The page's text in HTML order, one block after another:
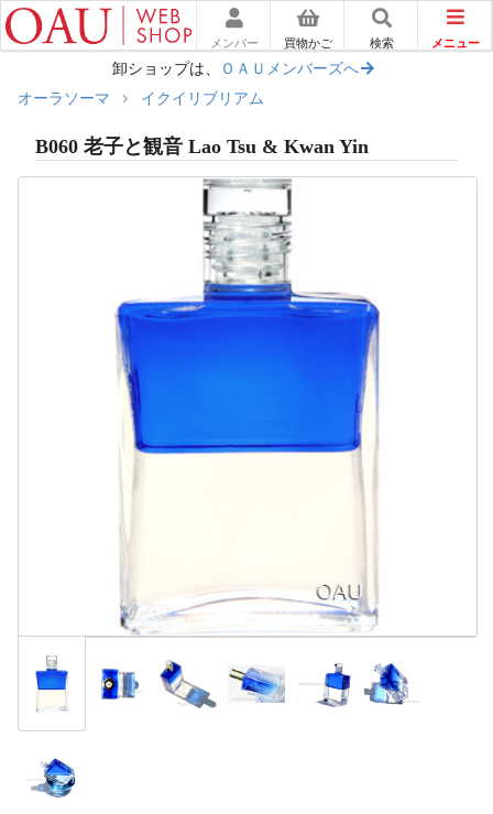
メンバー 買物かご 検索 メニュー
卸ショップは、
ＯＡＵメンバーズへ
オーラソーマ
イクイリブリアム
B060 老子と観音 Lao Tsu & Kwan Yin